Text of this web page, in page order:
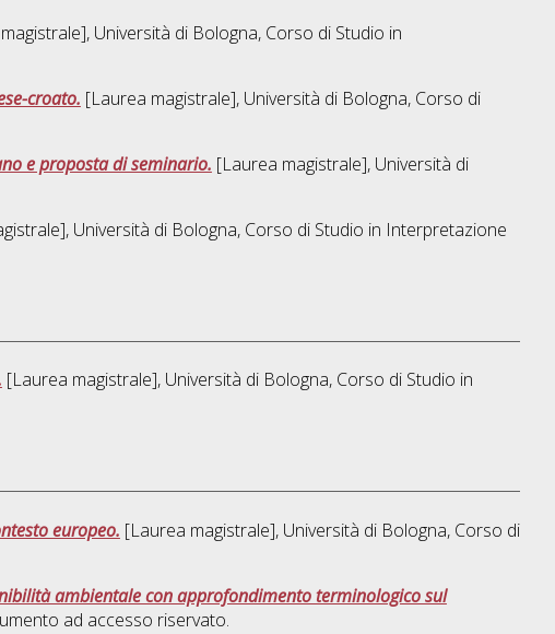
Università di Bologna, Corso di Studio in
croato. [Laurea magistrale], Università di Bologna, Corso di
e proposta di seminario. [Laurea magistrale], Università di
Università di Bologna, Corso di Studio in Interpretazione
[Laurea magistrale], Università di Bologna, Corso di Studio in
europeo. [Laurea magistrale], Università di Bologna, Corso di
ambientale con approfondimento terminologico sul
ad accesso riservato.